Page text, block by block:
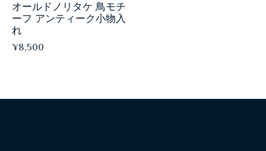
オールドノリタケ 鳥モチ
ーフ アンティーク小物入
れ
¥8,500